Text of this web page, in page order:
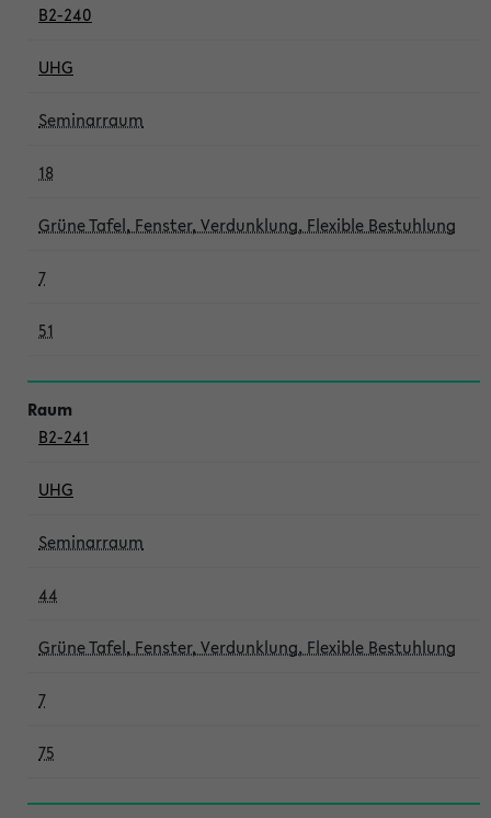
B2-240
UHG
Seminarraum
18
Grüne Tafel, Fenster, Verdunklung, Flexible Bestuhlung
7
51
B2-241
UHG
Seminarraum
44
Grüne Tafel, Fenster, Verdunklung, Flexible Bestuhlung
7
75